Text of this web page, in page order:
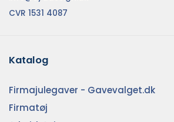
CVR 1531 4087
Katalog
Firmajulegaver - Gavevalget.dk
Firmatøj